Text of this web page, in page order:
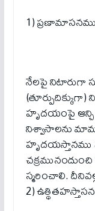
1) ప్రణామాసనము
నేలపై నిటారుగా
హృదయంపై
నిశ్వాసాలను
స్మరించాలి.
2)